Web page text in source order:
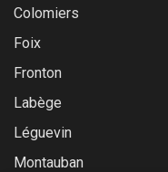
Colomiers
Foix
Fronton
Labège
Léguevin
Montauban